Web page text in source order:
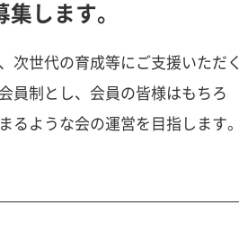
します。
次世代の育成等にご支援いただく
員制とし、会員の皆様はもちろ
ような会の運営を目指します。